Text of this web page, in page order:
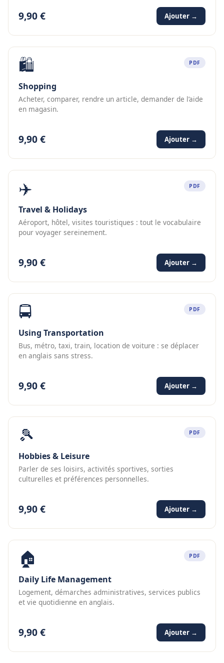
9,90 € Ajouter →
🛍️ PDF
Shopping
Acheter, comparer, rendre un article, demander de l’aide
en magasin.
9,90 € Ajouter →
✈️ PDF
Travel & Holidays
Aéroport, hôtel, visites touristiques : tout le vocabulaire
pour voyager sereinement.
9,90 € Ajouter →
🚍 PDF
Using Transportation
Bus, métro, taxi, train, location de voiture : se déplacer
en anglais sans stress.
9,90 € Ajouter →
🎾 PDF
Hobbies & Leisure
Parler de ses loisirs, activités sportives, sorties
culturelles et préférences personnelles.
9,90 € Ajouter →
🏠 PDF
Daily Life Management
Logement, démarches administratives, services publics
et vie quotidienne en anglais.
9,90 € Ajouter →